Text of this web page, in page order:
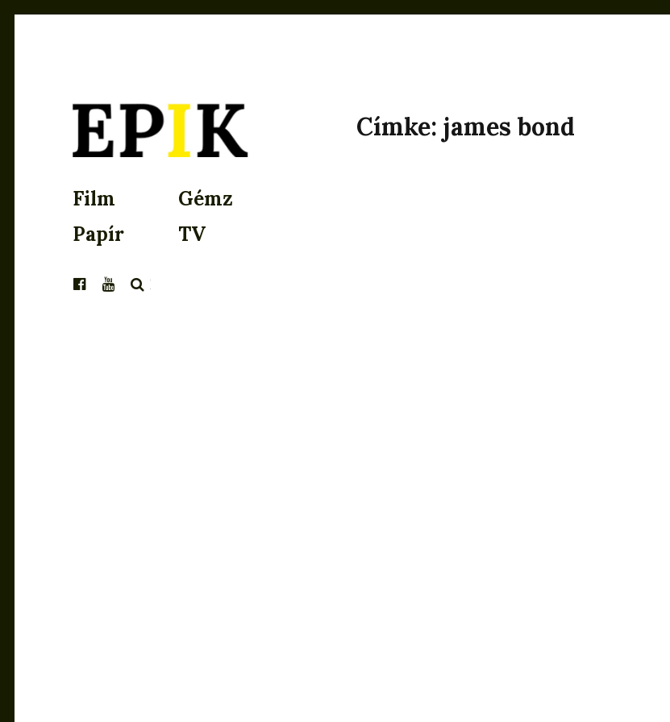
EPIK
Film
Gémz
Papír
TV
KERESÉS
Címke: james bond